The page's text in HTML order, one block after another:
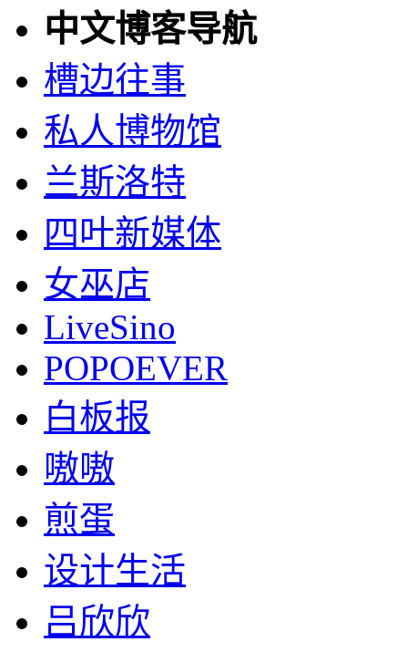
中文博客导航
槽边往事
私人博物馆
兰斯洛特
四叶新媒体
女巫店
LiveSino
POPOEVER
白板报
嗷嗷
煎蛋
设计生活
吕欣欣